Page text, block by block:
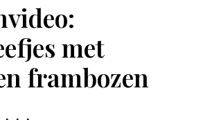
met
frambozen